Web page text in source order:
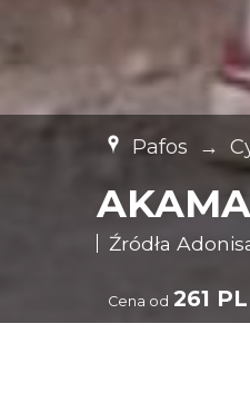
Pafos →
Źródła
Cena od 261